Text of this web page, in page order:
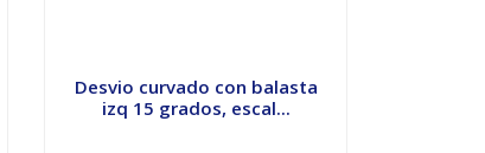
Desvio curvado con balasta
izq 15 grados, escal...